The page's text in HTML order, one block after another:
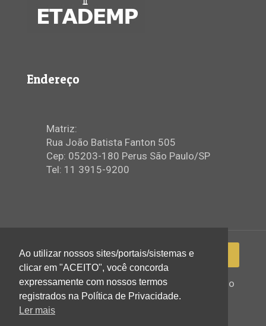
Endereço
Matriz:
Rua João Batista Fanton 505
Cep: 05203-180 Perus São Paulo/SP
Tel: 11 3915-9200
2022 © Igreja Assembleia de Deus Ministério
de Perus - Todos os direitos reservados
Ao utilizar nossos sites/portais/sistemas e
clicar em "ACEITO", você concorda
expressamente com nossos termos
registrados na Política de Privacidade.
Ler mais